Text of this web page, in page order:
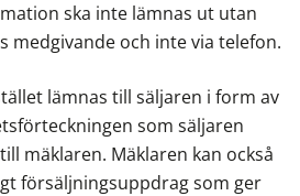
ska inte lämnas ut utan
medgivande och inte via telefon.
lämnas till säljaren i form av
som säljaren
mäklaren. Mäklaren kan också
försäljningsuppdrag som ger